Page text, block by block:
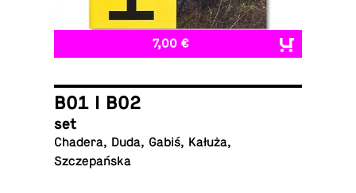
7,00 €
B01 I B02
set
Chadera, Duda, Gabiś, Kałuża,
Szczepańska